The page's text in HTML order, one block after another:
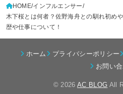
HOME インフルエンサー
木下桜とは何者？佐野海舟との馴れ初め
歴や仕事について！
ホーム プライバシーポリシー
お問い
© 2026AC BLOG All